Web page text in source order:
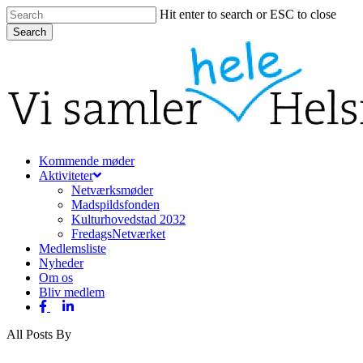
Skip
to
main
Hit enter to search or ESC to close
Search
Menu
Kommende møder
Aktiviteter
Netværksmøder
Madspildsfonden
Kulturhovedstad 2032
FredagsNetværket
Medlemsliste
Nyheder
Om os
Bliv medlem
facebooklinkedin
All Posts By